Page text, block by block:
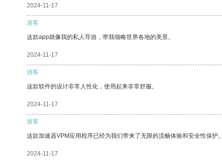
2024-11-17
游客
这款app就像我的私人导游，带我领略世界各地的美景。
2024-11-17
游客
这款软件的设计非常人性化，使用起来非常舒服。
2024-11-17
游客
这款加速器VPM应用程序已经为我们带来了无限的流畅体验和安全性保护
2024-11-17